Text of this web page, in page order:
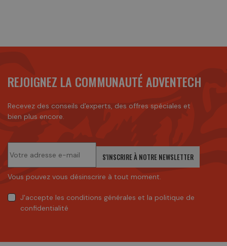
REJOIGNEZ LA COMMUNAUTÉ ADVENTECH
Recevez des conseils d'experts, des offres spéciales et
bien plus encore.
S'INSCRIRE À NOTRE NEWSLETTER
Vous pouvez vous désinscrire à tout moment.
J'accepte les conditions générales et la politique de
confidentialité